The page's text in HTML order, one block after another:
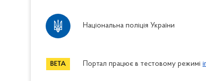
Національна поліція України
Портал працює в тестовому режимі